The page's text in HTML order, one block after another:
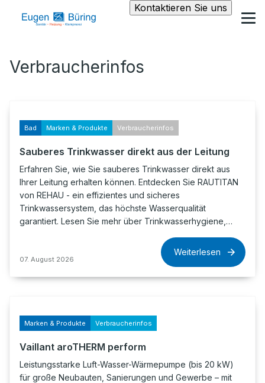
Kontaktieren Sie uns
Verbraucherinfos
Bad Marken & Produkte Verbraucherinfos
Sauberes Trinkwasser direkt aus der Leitung
Erfahren Sie, wie Sie sauberes Trinkwasser direkt aus
Ihrer Leitung erhalten können. Entdecken Sie RAUTITAN
von REHAU - ein effizientes und sicheres
Trinkwassersystem, das höchste Wasserqualität
garantiert. Lesen Sie mehr über Trinkwasserhygiene,…
07. August 2026
Weiterlesen
Marken & Produkte Verbraucherinfos
Vaillant aroTHERM perform
Leistungsstarke Luft-Wasser-Wärmepumpe (bis 20 kW)
für große Neubauten, Sanierungen und Gewerbe – mit